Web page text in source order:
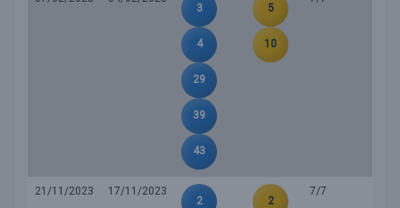
3
4
29
39
43
5
10
21/11/2023
17/11/2023
2
2
7/7